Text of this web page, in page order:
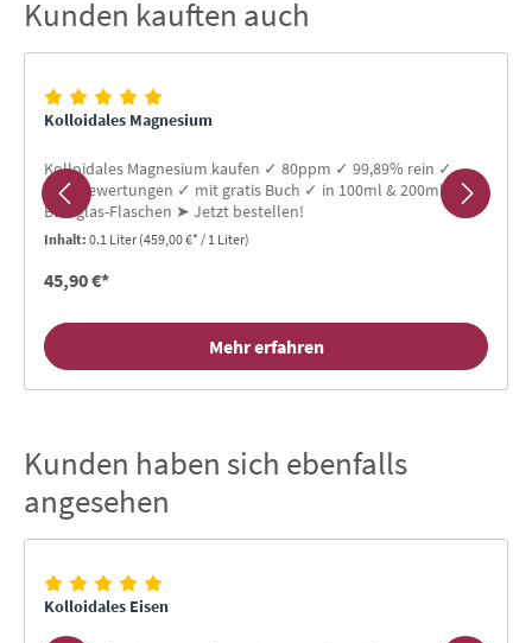
Produktgalerie überspringen
Kunden kauften auch
Kolloidales Magnesium
Kolloidales Magnesium kaufen ✓ 80ppm ✓ 99,89% rein ✓
TOP-Bewertungen ✓ mit gratis Buch ✓ in 100ml & 200ml
Blauglas-Flaschen ➤ Jetzt bestellen!
Inhalt: 0.1 Liter (459,00 €* / 1 Liter)
45,90 €*
Mehr erfahren
Produktgalerie überspringen
Kunden haben sich ebenfalls
angesehen
Kolloidales Eisen